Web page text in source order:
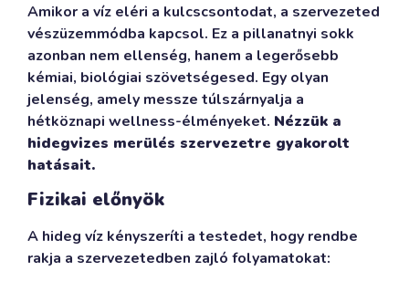
Amikor a víz eléri a kulcscsontodat, a szervezeted
vészüzemmódba kapcsol. Ez a pillanatnyi sokk
azonban nem ellenség, hanem a legerősebb
kémiai, biológiai szövetségesed. Egy olyan
jelenség, amely messze túlszárnyalja a
hétköznapi wellness-élményeket. Nézzük a
hidegvizes merülés szervezetre gyakorolt
hatásait.
Fizikai előnyök
A hideg víz kényszeríti a testedet, hogy rendbe
rakja a szervezetedben zajló folyamatokat: